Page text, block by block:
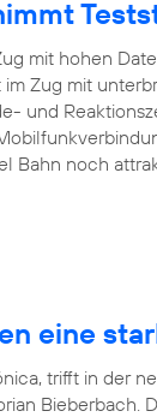
mit hohen
im Zug mit
und
Bahn noch
eine
trifft in der
Bieberbach.